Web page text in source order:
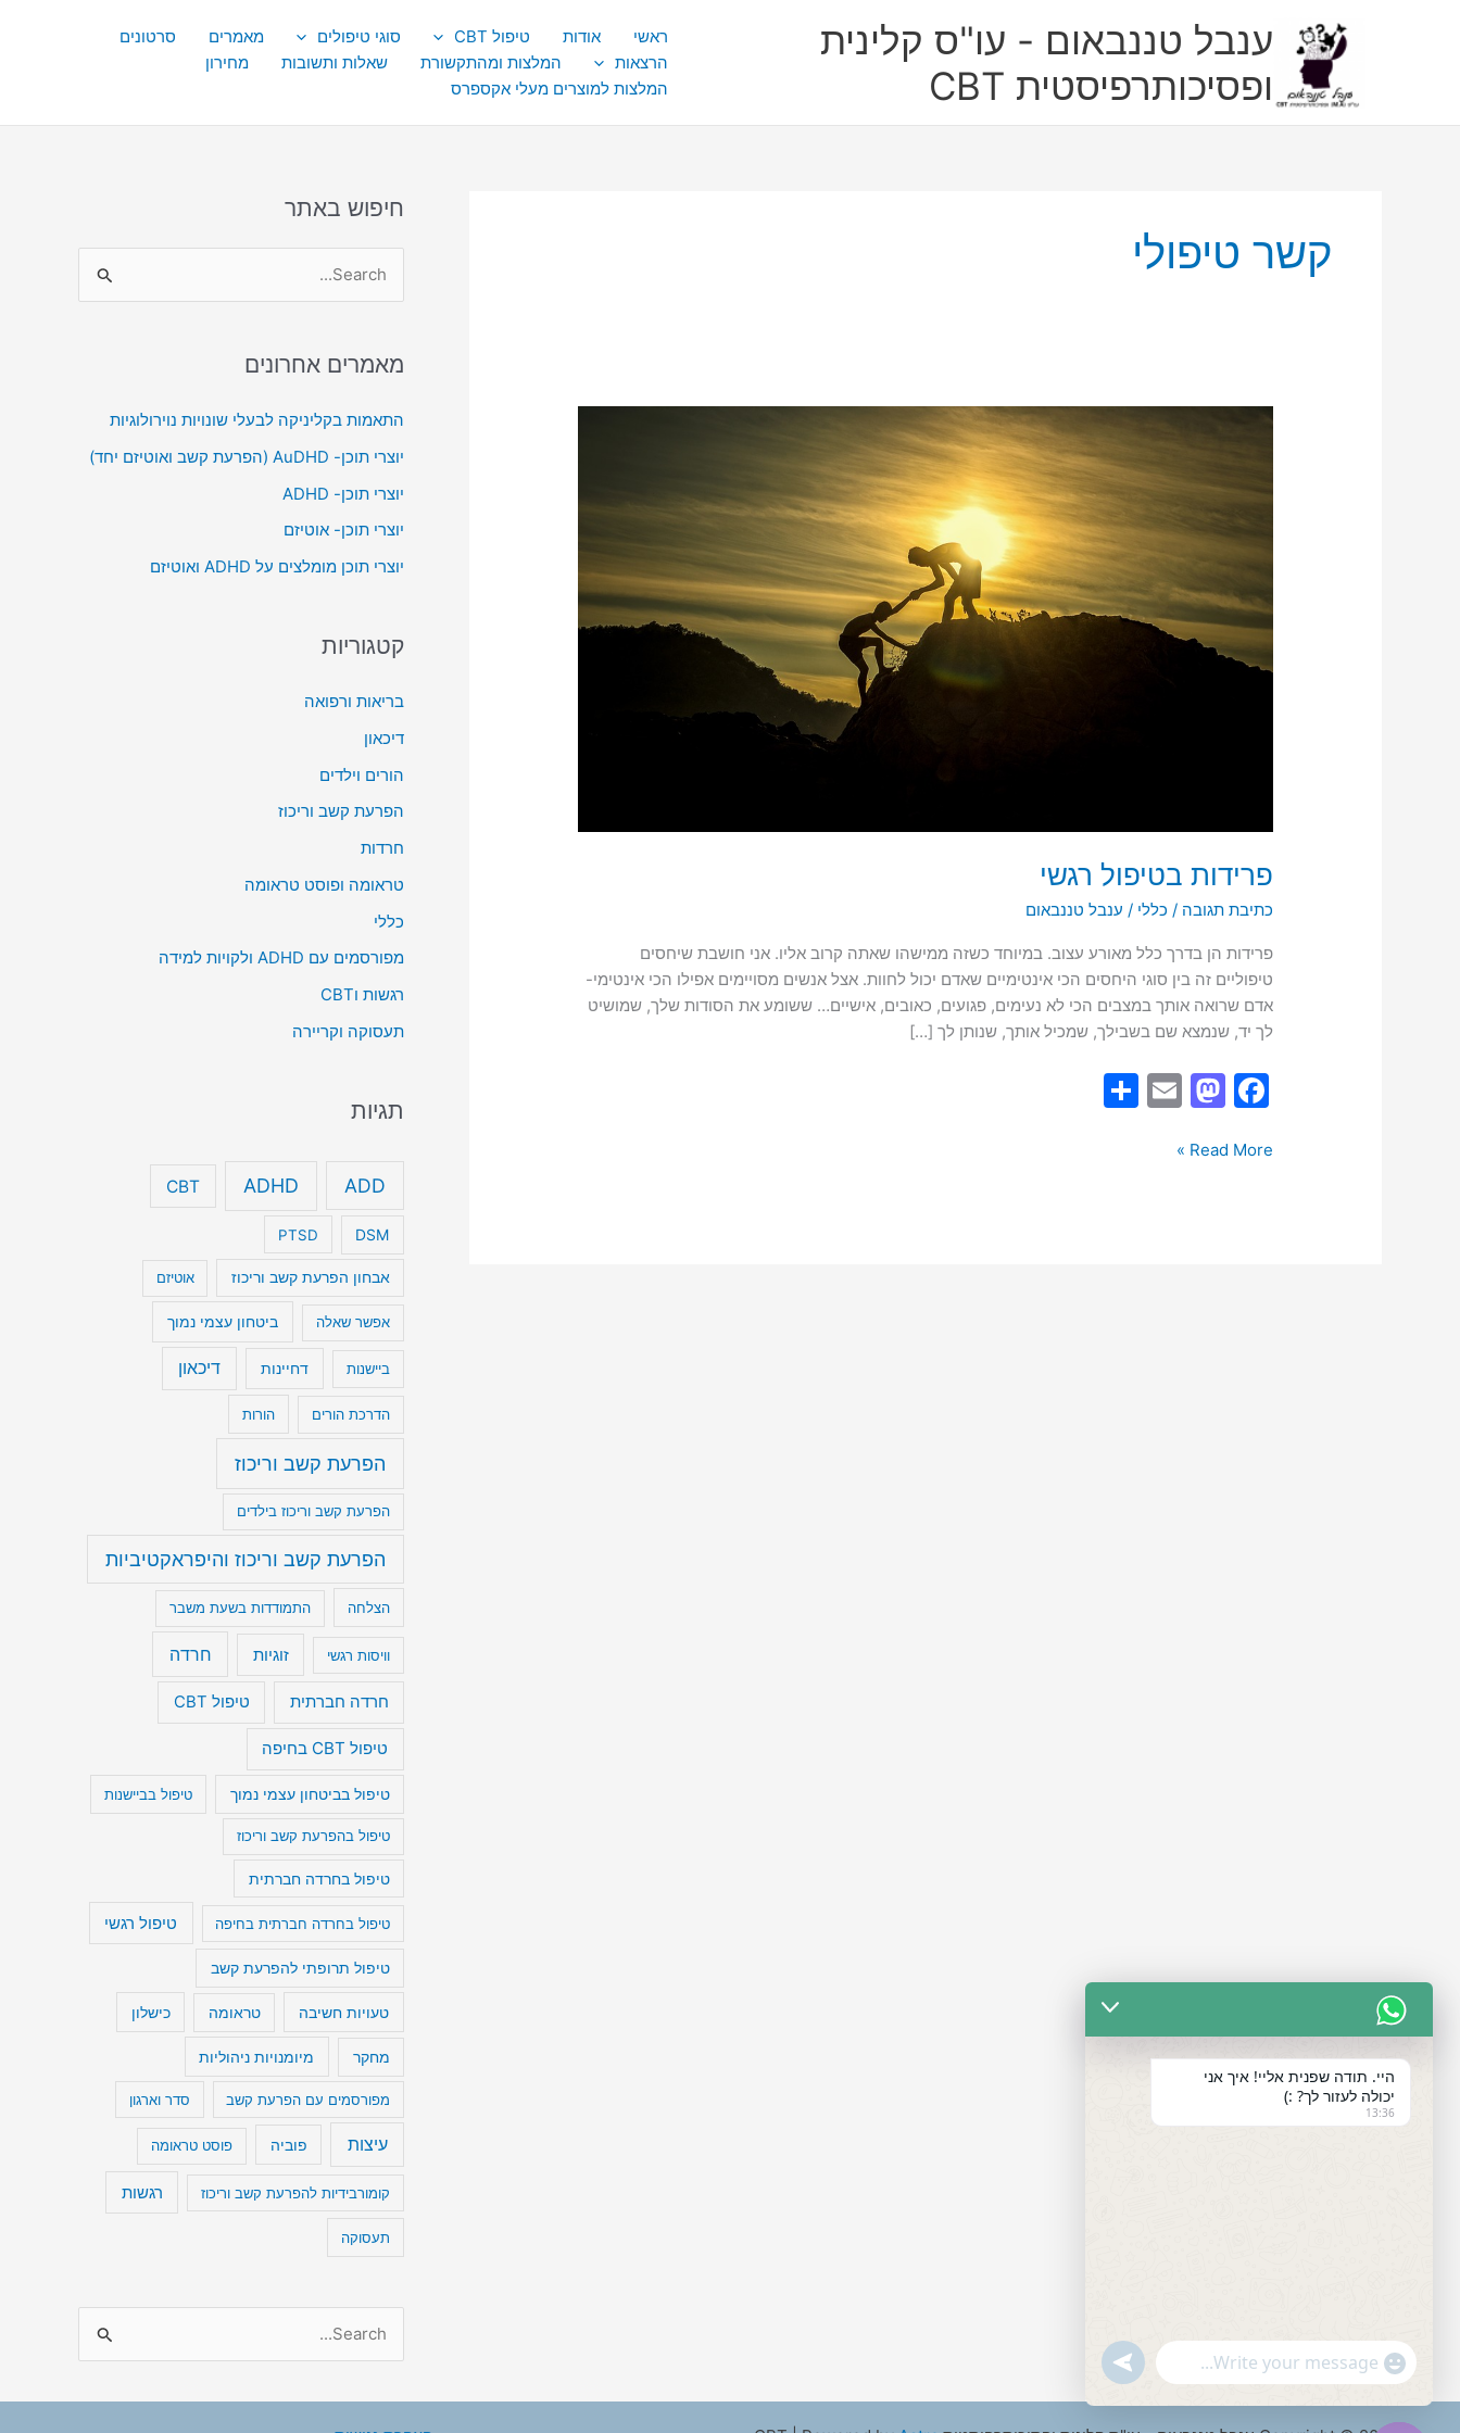
ענבל טננבאום - עו"ס קלינית
ופסיכותרפיסטית CBT
ראשי אודות טיפול CBT סוגי טיפולים מאמרים
סרטונים
הרצאות
המלצות ומהתקשורת שאלות ותשובות
מחירון
המלצות למוצרים מעלי אקספרס
קשר טיפולי
פרידות בטיפול רגשי
כתיבת תגובה / כללי / ענבל טננבאום
פרידות הן בדרך כלל מאורע עצוב. במיוחד כשזה ממישהו שאתה קרוב אליו. אני חושבת שיחסים
טיפוליים זה בין סוגי היחסים הכי אינטימיים שאדם יכול לחוות. אצל אנשים מסויימים אפילו הכי אינטימי-
אדם שרואה אותך במצבים הכי לא נעימים, פגועים, כאובים, אישיים… ששומע את הסודות שלך, שמושיט
לך יד, שנמצא שם בשבילך, שמכיל אותך, שנותן לך […]
F
c
M
st
E
פרידות
Read More »
חיפוש באתר
r
o
:
מאמרים אחרונים
התאמות בקליניקה לבעלי שונויות נוירולוגיות
יוצרי תוכן- AuDHD (הפרעת קשב ואוטיזם יחד)
יוצרי תוכן- ADHD
יוצרי תוכן- אוטיזם
יוצרי תוכן מומלצים על ADHD ואוטיזם
קטגוריות
בריאות ורפואה
דיכאון
הורים וילדים
הפרעת קשב וריכוז
חרדות
טראומה ופוסט טראומה
כללי
מפורסמים עם ADHD ולקויות למידה
רגשות וCBT
תעסוקה וקריירה
תגיות
ADD
ADHD
CBT
DSM
PTSD
אבחון הפרעת קשב וריכוז אוטיזם
אפשר שאלה ביטחון עצמי נמוך
ביישנות דחיינות דיכאון
הדרכת הורים הורות
הפרעת קשב וריכוז
הפרעת קשב וריכוז בילדים
הפרעת קשב וריכוז והיפראקטיביות
הצלחה התמודדות בשעת משבר
וויסות רגשי זוגיות חרדה
חרדה חברתית טיפול CBT
טיפול CBT בחיפה
טיפול בביטחון עצמי נמוך טיפול בביישנות
טיפול בהפרעת קשב וריכוז
טיפול בחרדה חברתית
טיפול בחרדה חברתית בחיפה טיפול רגשי
טיפול תרופתי להפרעת קשב
טעויות חשיבה טראומה כישלון
מחקר מיומנויות ניהוליות
מפורסמים עם הפרעת קשב סדר וארגון
עיצות פוביה פוסט טראומה
קומורבידיות להפרעת קשב וריכוז רגשות
תעסוקה
a
היי. תודה שפנית אליי! איך אני
יכולה לעזור לך? :)
13:36
"+chaty_settings.lang.emoji_picker+"
WhatsApp
undefined